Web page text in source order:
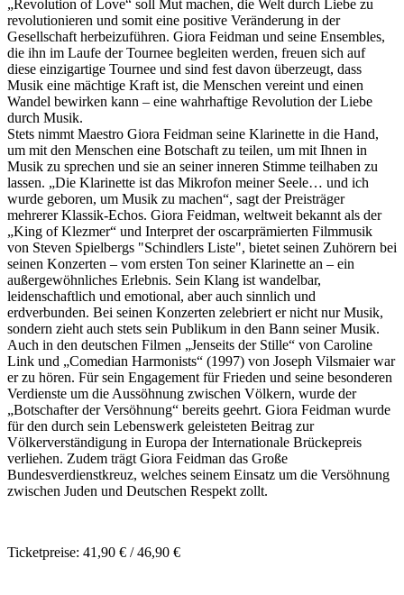
„Revolution of Love“ soll Mut machen, die Welt durch Liebe zu
revolutionieren und somit eine positive Veränderung in der
Gesellschaft herbeizuführen. Giora Feidman und seine Ensembles,
die ihn im Laufe der Tournee begleiten werden, freuen sich auf
diese einzigartige Tournee und sind fest davon überzeugt, dass
Musik eine mächtige Kraft ist, die Menschen vereint und einen
Wandel bewirken kann – eine wahrhaftige Revolution der Liebe
durch Musik.
Stets nimmt Maestro Giora Feidman seine Klarinette in die Hand,
um mit den Menschen eine Botschaft zu teilen, um mit Ihnen in
Musik zu sprechen und sie an seiner inneren Stimme teilhaben zu
lassen. „Die Klarinette ist das Mikrofon meiner Seele… und ich
wurde geboren, um Musik zu machen“, sagt der Preisträger
mehrerer Klassik-Echos. Giora Feidman, weltweit bekannt als der
„King of Klezmer“ und Interpret der oscarprämierten Filmmusik
von Steven Spielbergs "Schindlers Liste", bietet seinen Zuhörern bei
seinen Konzerten – vom ersten Ton seiner Klarinette an – ein
außergewöhnliches Erlebnis. Sein Klang ist wandelbar,
leidenschaftlich und emotional, aber auch sinnlich und
erdverbunden. Bei seinen Konzerten zelebriert er nicht nur Musik,
sondern zieht auch stets sein Publikum in den Bann seiner Musik.
Auch in den deutschen Filmen „Jenseits der Stille“ von Caroline
Link und „Comedian Harmonists“ (1997) von Joseph Vilsmaier war
er zu hören. Für sein Engagement für Frieden und seine besonderen
Verdienste um die Aussöhnung zwischen Völkern, wurde der
„Botschafter der Versöhnung“ bereits geehrt. Giora Feidman wurde
für den durch sein Lebenswerk geleisteten Beitrag zur
Völkerverständigung in Europa der Internationale Brückepreis
verliehen. Zudem trägt Giora Feidman das Große
Bundesverdienstkreuz, welches seinem Einsatz um die Versöhnung
zwischen Juden und Deutschen Respekt zollt.
Ticketpreise: 41,90 € / 46,90 €